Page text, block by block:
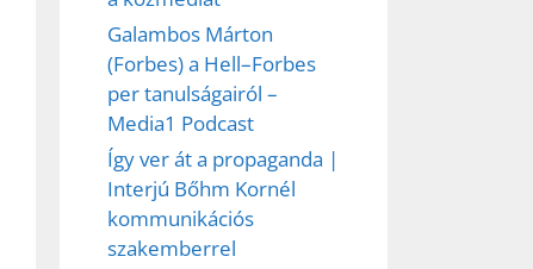
Galambos Márton
(Forbes) a Hell–Forbes
per tanulságairól –
Media1 Podcast
Így ver át a propaganda |
Interjú Bőhm Kornél
kommunikációs
szakemberrel